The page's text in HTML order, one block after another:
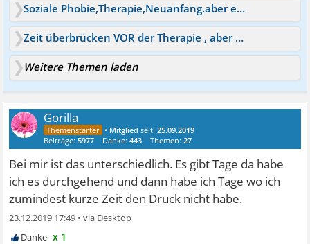
Soziale Phobie,Therapie,Neuanfang.aber einsam
Zeit überbrücken VOR der Therapie , aber wie ?
Weitere Themen laden
Gorilla
• Mitglied seit:25.09.2019
Beiträge:5977 Danke:443 Themen:27
Bei mir ist das unterschiedlich. Es gibt Tage da habe
ich es durchgehend und dann habe ich Tage wo ich
zumindest kurze Zeit den Druck nicht habe.
23.12.2019 17:49 •
x 1